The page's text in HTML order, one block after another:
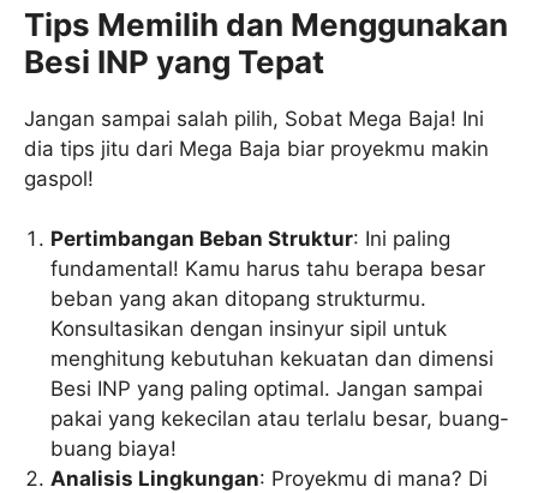
Tips Memilih dan Menggunakan
Besi INP yang Tepat
Jangan sampai salah pilih, Sobat Mega Baja! Ini
dia tips jitu dari Mega Baja biar proyekmu makin
gaspol!
Pertimbangan Beban Struktur: Ini paling
fundamental! Kamu harus tahu berapa besar
beban yang akan ditopang strukturmu.
Konsultasikan dengan insinyur sipil untuk
menghitung kebutuhan kekuatan dan dimensi
Besi INP yang paling optimal. Jangan sampai
pakai yang kekecilan atau terlalu besar, buang-
buang biaya!
Analisis Lingkungan: Proyekmu di mana? Di